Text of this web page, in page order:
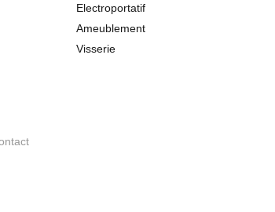
Electroportatif
Ameublement
Visserie